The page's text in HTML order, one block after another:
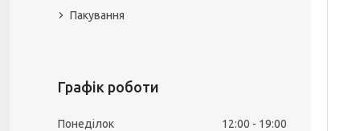
Пакування
Графік роботи
Понеділок 12:00
19:00